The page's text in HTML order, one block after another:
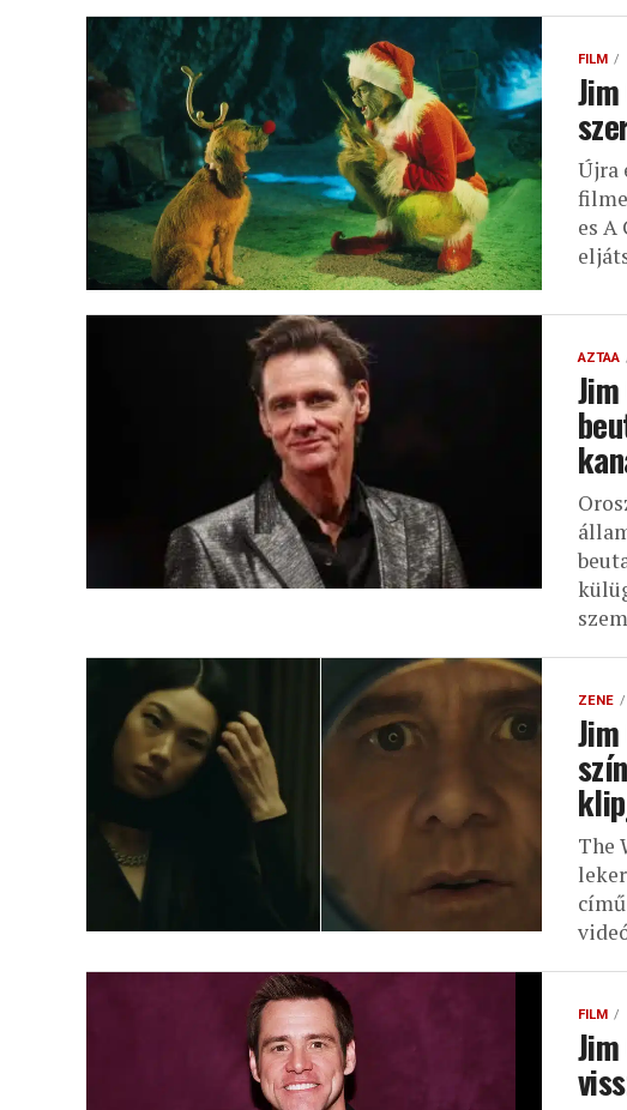
FILM
Újra
es A
AZTAA
ZENE
The
FILM